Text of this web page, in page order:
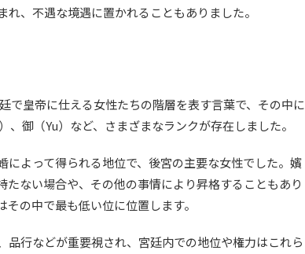
、不遇な境遇に置かれることもありました。
で皇帝に仕える女性たちの階層を表す言葉で、その中に
御（Yu）など、さまざまなランクが存在しました。
によって得られる地位で、後宮の主要な女性でした。嬪
たない場合や、その他の事情により昇格することもあり
の中で最も低い位に位置します。
品行などが重要視され、宮廷内での地位や権力はこれら